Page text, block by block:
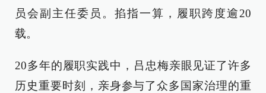
员会副主任委员。掐指一算，履职跨度逾20
载。
20多年的履职实践中，吕忠梅亲眼见证了许多
历史重要时刻，亲身参与了众多国家治理的重